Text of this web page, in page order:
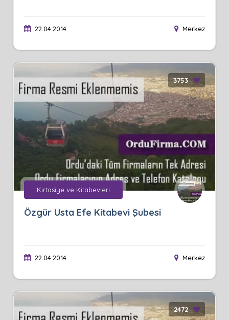
22.04.2014 Merkez
3753
Kirtasiye ve Kitabevleri
Özgür Usta Efe Kitabevi Şubesi
22.04.2014 Merkez
2472